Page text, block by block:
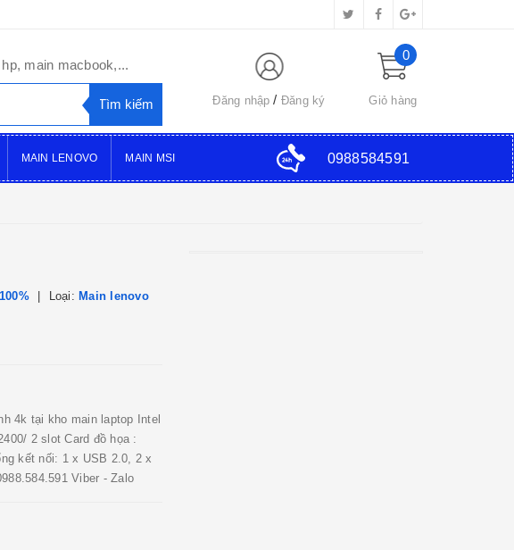
main macbook,...
Đăng nhập Đăng ký
0
Giỏ hàng
MAIN LENOVO MAIN MSI 0988584591
Loại: Main lenovo
4k tại kho main laptop Intel
2 slot Card đồ họa :
kết nối: 1 x USB 2.0, 2 x
Viber - Zalo